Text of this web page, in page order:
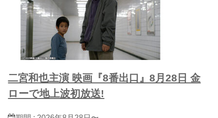
二宮和也主演 映画『8番出口』8月28日 金
ローで地上波初放送!